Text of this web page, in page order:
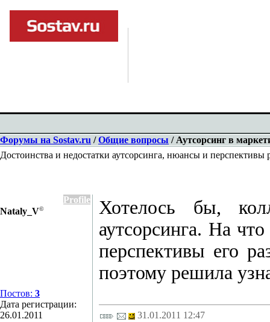
Форумы на Sostav.ru /Общие вопросы / Аутсорсинг в
Достоинства и недостатки аутсорсинга, нюансы и перспективы
Profile
Nataly_V©
Постов: 3
Дата регистрации:
26.01.2011
Хотелось бы,
аутсорсинга. На
перспективы его
поэтому решила
31.01.2011 12:47